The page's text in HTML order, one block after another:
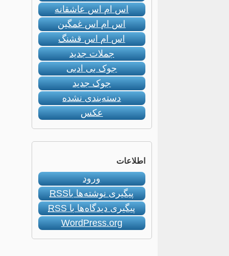
اس ام اس عاشقانه
اس ام اس غمگین
اس ام اس قشنگ
جملات جدید
جوک بی ادبی
جوک جدید
دسته‌بندی نشده
عکس
اطلاعات
ورود
پیگیری نوشته‌ها باRSS
پیگیری دیدگاه‌ها باRSS
WordPress.org